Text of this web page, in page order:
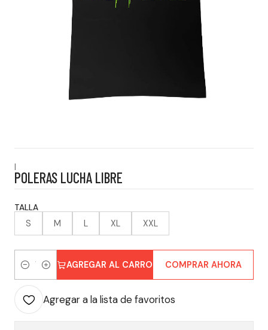
|
POLERAS LUCHA LIBRE
TALLA
S M L XL XXL
Cantidad
AGREGAR AL CARRO COMPRAR AHORA
Agregar a la lista de favoritos